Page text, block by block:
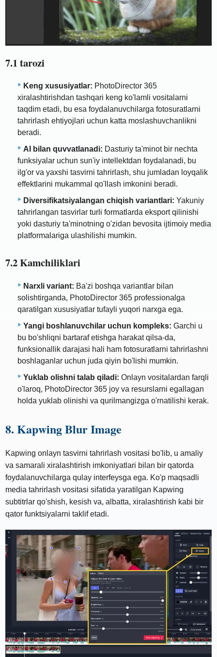
7.1 tarozi
Keng xususiyatlar: PhotoDirector 365
xiralashtirishdan tashqari keng ko'lamli vositalarni
taqdim etadi, bu esa foydalanuvchilarga fotosuratlarni
tahrirlash ehtiyojlari uchun katta moslashuvchanlikni
beradi.
AI bilan quvvatlanadi: Dasturiy ta'minot bir nechta
funksiyalar uchun sun'iy intellektdan foydalanadi, bu
ilg'or va yaxshi tasvirni tahrirlash, shu jumladan loyqalik
effektlarini mukammal qo'llash imkonini beradi.
Diversifikatsiyalangan chiqish variantlari: Yakuniy
tahrirlangan tasvirlar turli formatlarda eksport qilinishi
yoki dasturiy ta'minotning o'zidan bevosita ijtimoiy media
platformalariga ulashilishi mumkin.
7.2 Kamchiliklari
Narxli variant: Ba'zi boshqa variantlar bilan
solishtirganda, PhotoDirector 365 professionalga
qaratilgan xususiyatlar tufayli yuqori narxga ega.
Yangi boshlanuvchilar uchun kompleks: Garchi u
bu bo'shliqni bartaraf etishga harakat qilsa-da,
funksionallik darajasi hali ham fotosuratlarni tahrirlashni
boshlaganlar uchun juda qiyin bo'lishi mumkin.
Yuklab olishni talab qiladi: Onlayn vositalardan farqli
o'laroq, PhotoDirector 365 joy va resurslarni egallagan
holda yuklab olinishi va qurilmangizga o'rnatilishi kerak.
8. Kapwing Blur Image
Kapwing onlayn tasvirni tahrirlash vositasi bo'lib, u amaliy
va samarali xiralashtirish imkoniyatlari bilan bir qatorda
foydalanuvchilarga qulay interfeysga ega. Ko'p maqsadli
media tahrirlash vositasi sifatida yaratilgan Kapwing
subtitrlar qo'shish, kesish va, albatta, xiralashtirish kabi bir
qator funktsiyalarni taklif etadi.